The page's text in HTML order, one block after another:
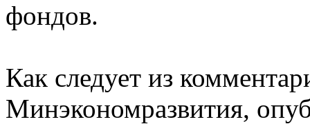
фондов.
Как следует из
Минэкономразвития,